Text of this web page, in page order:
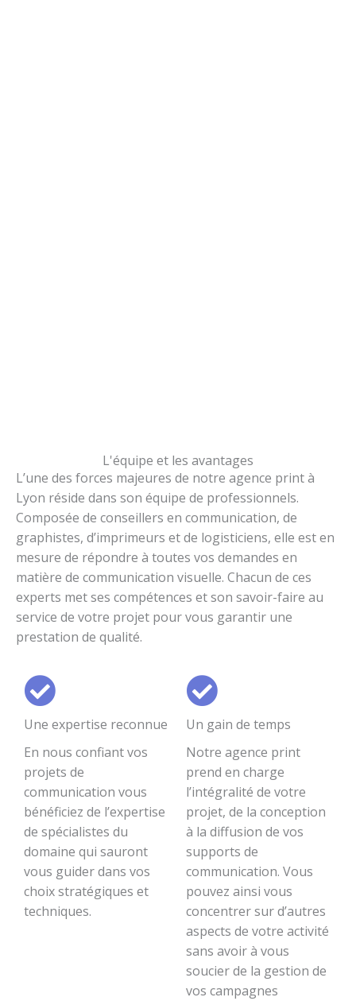
L'équipe et les avantages
L’une des forces majeures de notre agence print à
Lyon réside dans son équipe de professionnels.
Composée de conseillers en communication, de
graphistes, d’imprimeurs et de logisticiens, elle est en
mesure de répondre à toutes vos demandes en
matière de communication visuelle. Chacun de ces
experts met ses compétences et son savoir-faire au
service de votre projet pour vous garantir une
prestation de qualité.
Une expertise reconnue
En nous confiant vos
projets de
communication vous
bénéficiez de l’expertise
de spécialistes du
domaine qui sauront
vous guider dans vos
choix stratégiques et
techniques.
Un gain de temps
Notre agence print
prend en charge
l’intégralité de votre
projet, de la conception
à la diffusion de vos
supports de
communication. Vous
pouvez ainsi vous
concentrer sur d’autres
aspects de votre activité
sans avoir à vous
soucier de la gestion de
vos campagnes